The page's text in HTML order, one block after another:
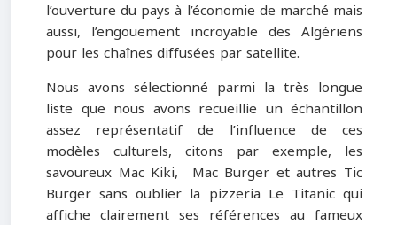
l’ouverture du pays à l’économie de marché mais
aussi, l’engouement incroyable des Algériens
pour les chaînes diffusées par satellite.
Nous avons sélectionné parmi la très longue
liste que nous avons recueillie un échantillon
assez représentatif de l’influence de ces
modèles culturels, citons par exemple, les
savoureux Mac Kiki, Mac Burger et autres Tic
Burger sans oublier la pizzeria Le Titanic qui
affiche clairement ses références au fameux